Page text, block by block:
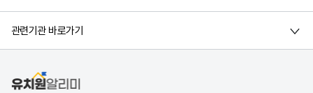
관련기관 바로가기
유치원알리미